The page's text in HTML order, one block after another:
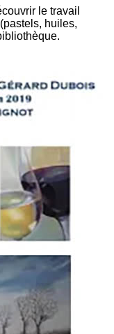
le travail
huiles,